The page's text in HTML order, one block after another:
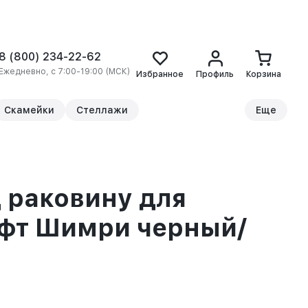
(800) 234-22-62
с 7:00-19:00 (МСК) Избранное Профиль Корзина
Скамейки Стеллажи Еще
для
Шимри черный/